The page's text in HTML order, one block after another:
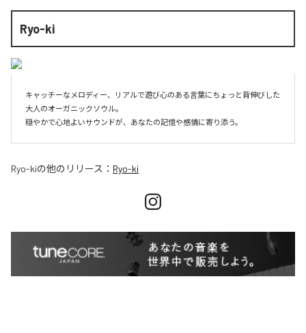
Ryo-ki
キャッチーなメロディー、リアルで遊び心のある言葉にちょっと背伸びした
大人のオーガニックソウル。
穏やかで心地よいサウンドが、あなたの記憶や感情に寄り添う。
Ryo-kiの他のリリース： Ryo-ki